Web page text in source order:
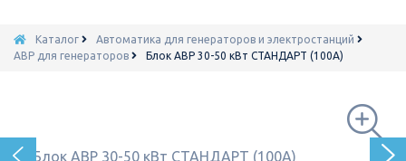
Каталог
Автоматика для генераторов и электростанций
АВР для генераторов
Блок АВР 30-50 кВт СТАНДАРТ (100А)